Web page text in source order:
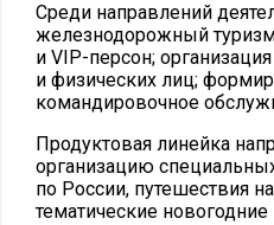
Среди направлений
железнодорожный
и VIP-персон;
и физических лиц;
командировочное
Продуктовая линейка
организацию
по России, путешествия
тематические